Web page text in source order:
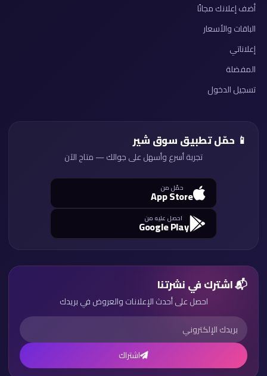
أضف إعلانك مجانًا
الباقات والأسعار
إعلاناتي
المفضلة
تسجيل الدخول
📱 حمّل تطبيق سوق شير
تجربة أسرع وأسهل على جوالك — متاح الآن
حمّل من
App Store
احصل عليه من
Google Play
📬 اشترك في نشرتنا
احصل على أحدث الإعلانات والعروض في بريدك
اشتراك